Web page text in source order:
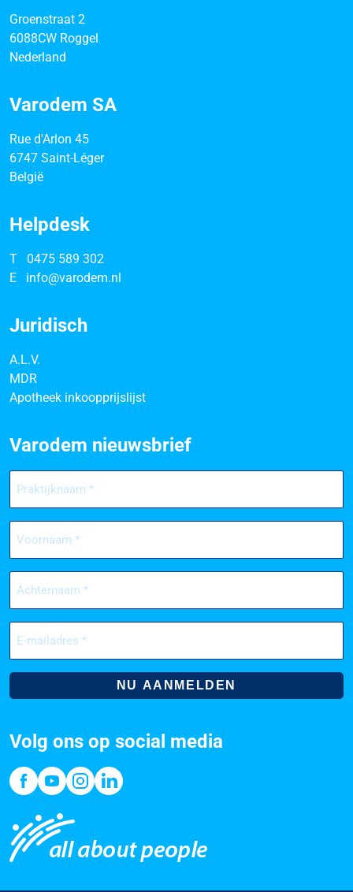
Groenstraat 2
6088CW Roggel
Nederland
Varodem SA
Rue d'Arlon 45
6747 Saint-Léger
België
Helpdesk
T
0475 589 302
E
info@varodem.nl
Juridisch
A.L.V.
MDR
Apotheek inkoopprijslijst
Varodem nieuwsbrief
Praktijknaam
(Vereist)
Voornaam
(Vereist)
Achternaam
(Vereist)
E-
mailadres
(Vereist)
Volg ons op social media